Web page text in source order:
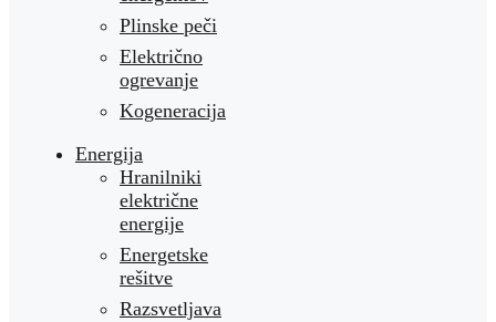
Plinske peči
Električno
ogrevanje
Kogeneracija
Energija
Hranilniki
električne
energije
Energetske
rešitve
Razsvetljava